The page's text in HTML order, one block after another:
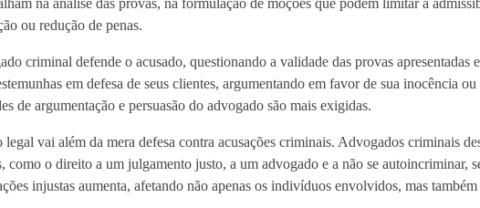
ou redução de penas.
criminal defende o acusado, questionando a validade das provas apresentadas
em defesa de seus clientes, argumentando em favor de sua inocência
de argumentação e persuasão do advogado são mais exigidas.
legal vai além da mera defesa contra acusações criminais. Advogados criminais
como o direito a um julgamento justo, a um advogado e a não se autoincriminar,
injustas aumenta, afetando não apenas os indivíduos envolvidos, mas